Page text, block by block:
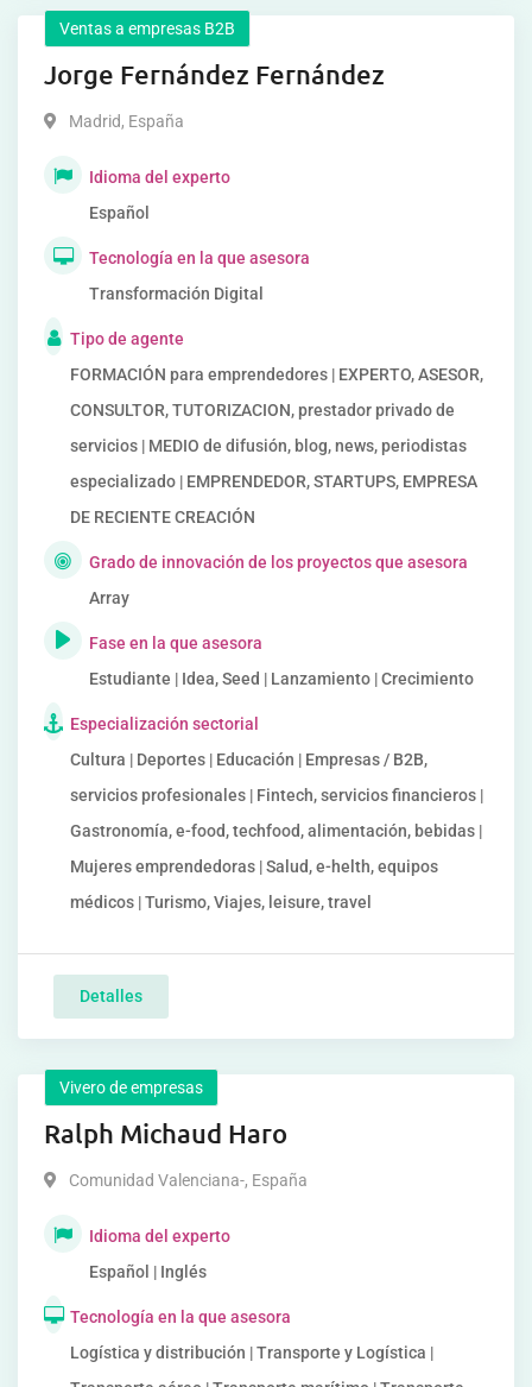
Ventas a empresas B2B
Jorge Fernández Fernández
Madrid, España
Idioma del experto
Español
Tecnología en la que asesora
Transformación Digital
Tipo de agente
FORMACIÓN para emprendedores | EXPERTO, ASESOR,
CONSULTOR, TUTORIZACION, prestador privado de
servicios | MEDIO de difusión, blog, news, periodistas
especializado | EMPRENDEDOR, STARTUPS, EMPRESA
DE RECIENTE CREACIÓN
Grado de innovación de los proyectos que asesora
Array
Fase en la que asesora
Estudiante | Idea, Seed | Lanzamiento | Crecimiento
Especialización sectorial
Cultura | Deportes | Educación | Empresas / B2B,
servicios profesionales | Fintech, servicios financieros |
Gastronomía, e-food, techfood, alimentación, bebidas |
Mujeres emprendedoras | Salud, e-helth, equipos
médicos | Turismo, Viajes, leisure, travel
Detalles
Vivero de empresas
Ralph Michaud Haro
Comunidad Valenciana-, España
Idioma del experto
Español | Inglés
Tecnología en la que asesora
Logística y distribución | Transporte y Logística |